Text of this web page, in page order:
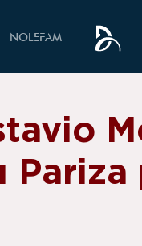
NOLEFAM